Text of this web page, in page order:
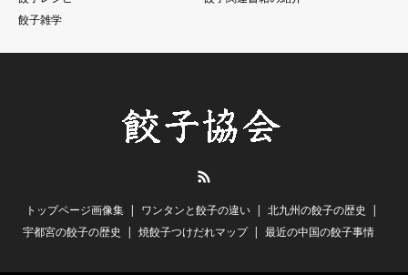
餃子雑学
トップページ画像集 ワンタンと餃子の違い
北九州の餃子の歴史
宇都宮の餃子の歴史
焼餃子つけだれマップ 最近の中国の餃子事情